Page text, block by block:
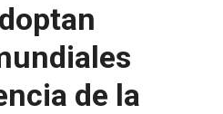
de la